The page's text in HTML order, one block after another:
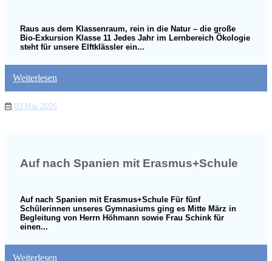
03 Mai 2026
Raus aus dem Klassenraum, rein in die Natur – die große
Bio-Exkursion Klasse 11 Jedes Jahr im Lernbereich Ökologie
steht für unsere Elftklässler ein...
Weiterlesen
Auf nach Spanien mit Erasmus+Schule
Auf nach Spanien mit Erasmus+Schule Für fünf
Schülerinnen unseres Gymnasiums ging es Mitte März in
Begleitung von Herrn Höhmann sowie Frau Schink für
einen...
Weiterlesen